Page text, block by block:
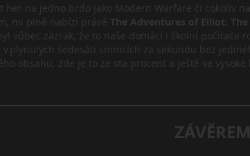
na jedno brdo jako Modern Warfare či cokoliv
mi plně nabízí právě The Adventures of Elliot:
vůbec zázrak, že to naše domácí i školní
v plynulých šedesáti snímcích za sekundu bez
obsahu, zde je to ze sta procent a ještě ve vysoké
ZÁVĚREM